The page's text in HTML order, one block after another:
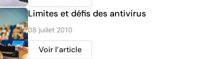
Limites et défis des antivirus
08 juillet 2010
Voir l’article